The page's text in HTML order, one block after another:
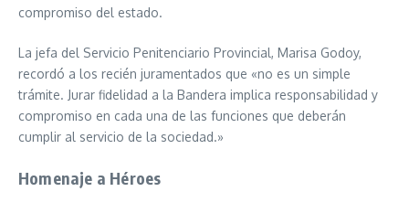
compromiso del estado.
La jefa del Servicio Penitenciario Provincial, Marisa Godoy,
recordó a los recién juramentados que «no es un simple
trámite. Jurar fidelidad a la Bandera implica responsabilidad y
compromiso en cada una de las funciones que deberán
cumplir al servicio de la sociedad.»
Homenaje a Héroes